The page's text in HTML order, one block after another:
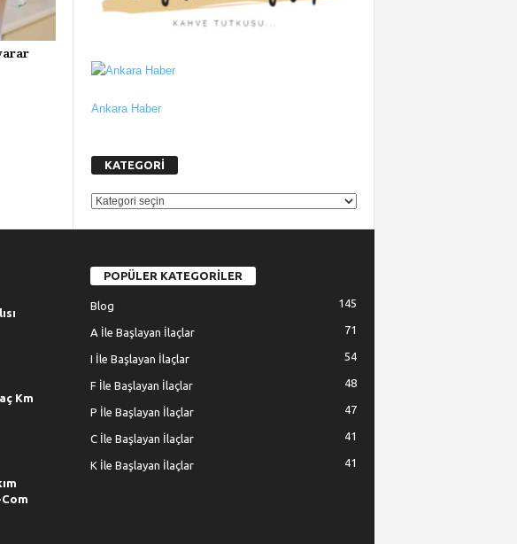
Ankara Haber
KATEGORİ
KATEGORİ
Km
POPÜLER KATEGORİLER
Blog 145
A İle Başlayan İlaçlar 71
I İle Başlayan İlaçlar 54
F İle Başlayan İlaçlar 48
P İle Başlayan İlaçlar 47
C İle Başlayan İlaçlar 41
K İle Başlayan İlaçlar 41